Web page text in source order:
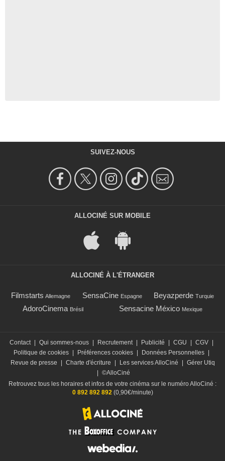
SUIVEZ-NOUS
ALLOCINÉ SUR MOBILE
ALLOCINÉ À L'ÉTRANGER
Filmstarts Allemagne SensaCine Espagne Beyazperde Turquie
AdoroCinema Brésil Sensacine México Mexique
Contact Qui sommes-nous Recrutement Publicité CGU CGV
Politique de cookies
Préférences cookies Données Personnelles
Revue de presse
Charte d'écriture Les services AlloCiné
Gérer Utiq
©AlloCiné
Retrouvez tous les horaires et infos de votre cinéma sur le numéro AlloCiné :
0 892 892 892(0,90€/minute)